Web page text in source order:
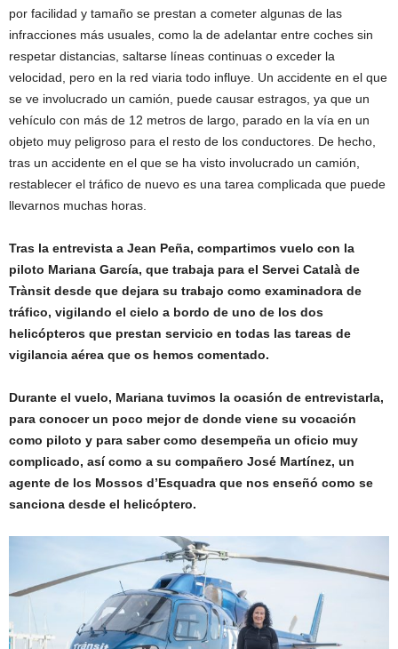
por facilidad y tamaño se prestan a cometer algunas de las
infracciones más usuales, como la de adelantar entre coches sin
respetar distancias, saltarse líneas continuas o exceder la
velocidad, pero en la red viaria todo influye. Un accidente en el que
se ve involucrado un camión, puede causar estragos, ya que un
vehículo con más de 12 metros de largo, parado en la vía en un
objeto muy peligroso para el resto de los conductores. De hecho,
tras un accidente en el que se ha visto involucrado un camión,
restablecer el tráfico de nuevo es una tarea complicada que puede
llevarnos muchas horas.
Tras la entrevista a Jean Peña, compartimos vuelo con la
piloto Mariana García, que trabaja para el Servei Català de
Trànsit desde que dejara su trabajo como examinadora de
tráfico, vigilando el cielo a bordo de uno de los dos
helicópteros que prestan servicio en todas las tareas de
vigilancia aérea que os hemos comentado.
Durante el vuelo, Mariana tuvimos la ocasión de entrevistarla,
para conocer un poco mejor de donde viene su vocación
como piloto y para saber como desempeña un oficio muy
complicado, así como a su compañero José Martínez, un
agente de los Mossos d’Esquadra que nos enseñó como se
sanciona desde el helicóptero.